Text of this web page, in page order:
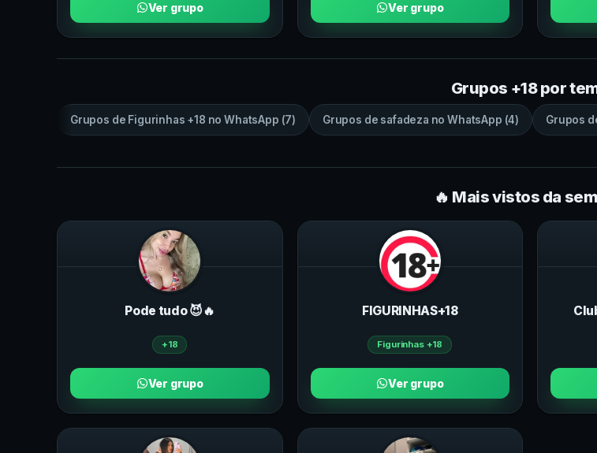
Ver grupo Ver grupo
Grupos +18 por
Grupos de Figurinhas +18 noWhatsApp (7) Grupos de safadeza noWhatsApp (4) Grupos
🔥 Mais vistos da
Pode tudo 😈🔥
+18
Ver grupo
FIGURINHAS+18
Figurinhas +18
Ver grupo